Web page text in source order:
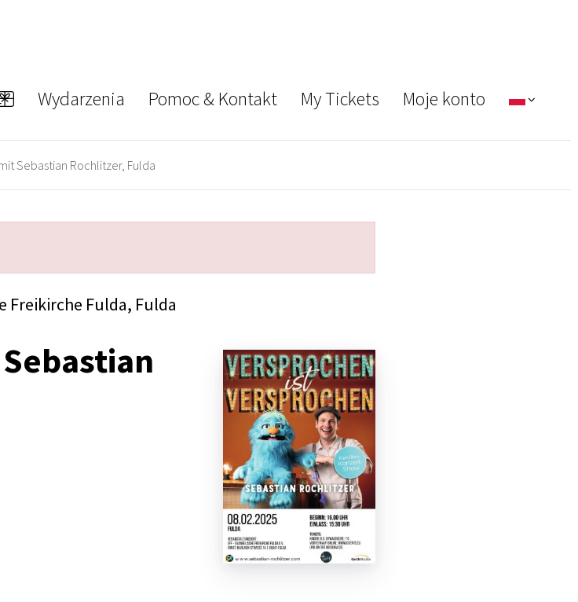
Wydarzenia Pomoc & Kontakt My Tickets Moje konto
Sebastian Rochlitzer, Fulda
Freikirche Fulda, Fulda